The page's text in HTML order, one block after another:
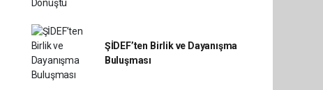
ŞİDEF’ten Birlik ve Dayanışma
Buluşması